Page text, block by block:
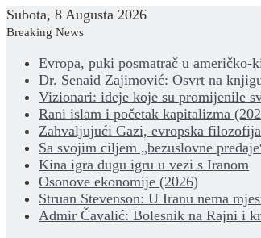
Subota, 8 Augusta 2026
Breaking News
Evropa, puki posmatrač u američko-
Dr. Senaid Zajimović: Osvrt na
Vizionari: ideje koje su promijenile
Rani islam i početak kapitalizma
Zahvaljujući Gazi, evropska
Sa svojim ciljem „bezuslovne
Kina igra dugu igru u vezi s Iranom
Osonove ekonomije (2026)
Struan Stevenson: U Iranu nema
Admir Čavalić: Bolesnik na Rajni i